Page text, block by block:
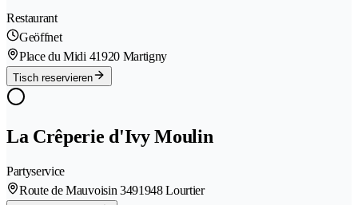
Restaurant
Geöffnet
Place du Midi 41920 Martigny
Tisch reservieren
La Crêperie d'Ivy Moulin
Partyservice
Route de Mauvoisin 3491948 Lourtier